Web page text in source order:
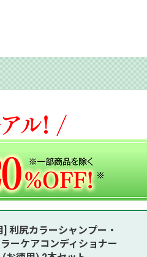
] 利尻カラーシャンプー・
ーケアコンディショナー